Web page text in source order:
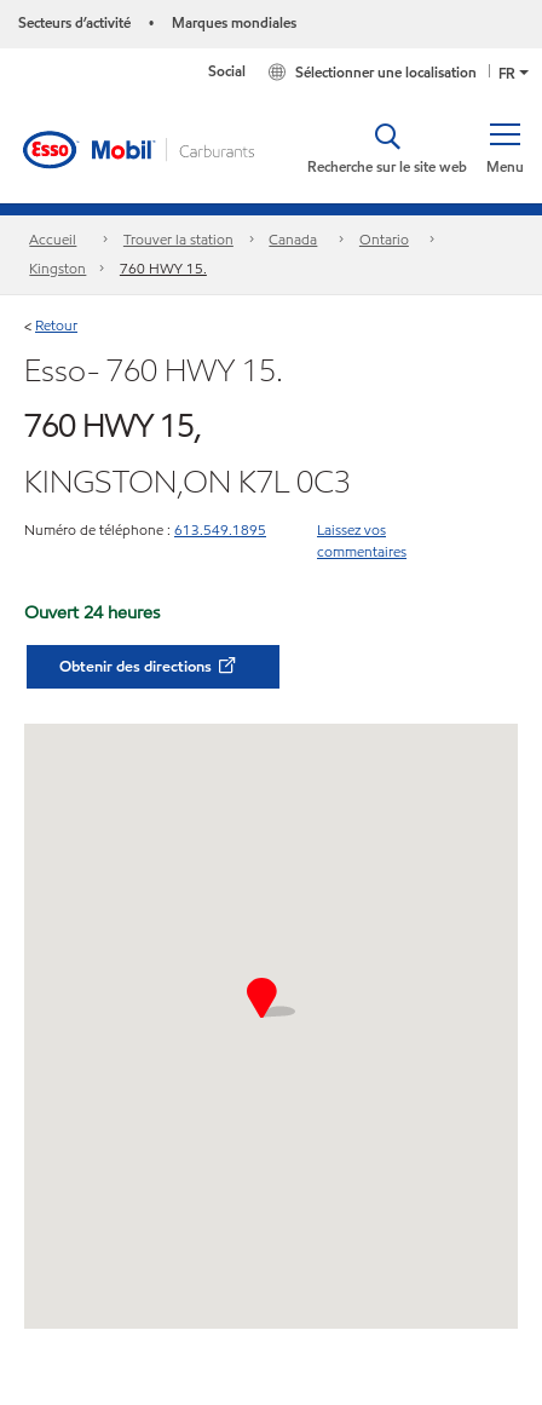
Secteurs d’activité • Marques mondiales
FR
Sélectionner une localisation
Social
Menu
Recherche sur le site web
Accueil Trouver la station Canada
Ontario
Kingston
760 HWY 15.
< Retour
Esso- 760 HWY 15.
760 HWY 15,
KINGSTON,ON K7L 0C3
Numéro de téléphone : 613.549.1895
Laissez vos
commentaires
Ouvert 24 heures
Obtenir des directions